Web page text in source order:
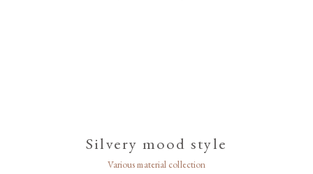
Silvery mood style
Various material collection